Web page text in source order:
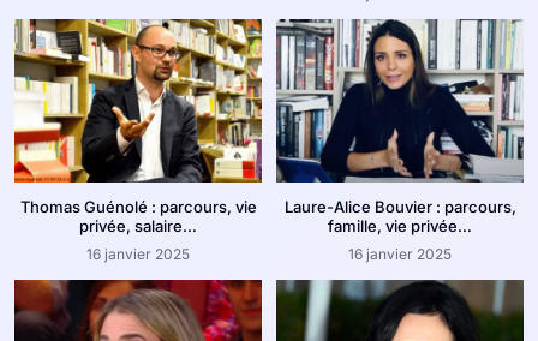
Thomas Guénolé : parcours, vie
privée, salaire…
16 janvier 2025
Laure-Alice Bouvier : parcours,
famille, vie privée…
16 janvier 2025